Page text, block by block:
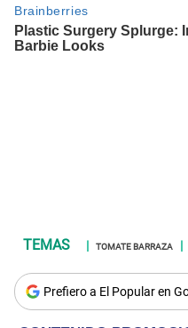
TOMATE BARRAZA
Prefiero a El Popular en